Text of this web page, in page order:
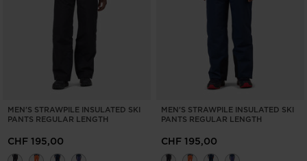
MEN'S STRAWPILE INSULATED SKI
PANTS REGULAR LENGTH
CHF 195,00
MEN'S STRAWPILE INSULATED SKI
PANTS REGULAR LENGTH
CHF 195,00